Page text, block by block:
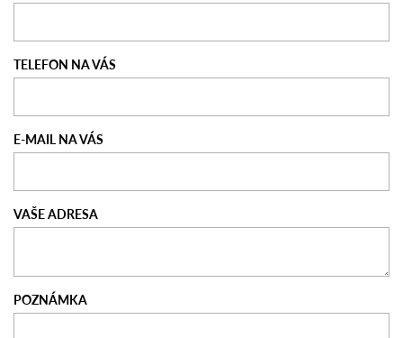
TELEFON NA VÁS
E-MAIL NA VÁS
VAŠE ADRESA
POZNÁMKA